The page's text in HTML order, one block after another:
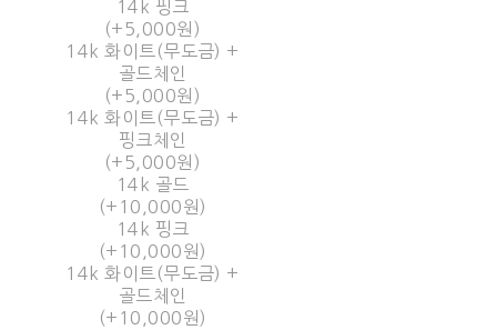
14k 핑크
(+5,000원)
14k 화이트(무도금) +
골드체인
(+5,000원)
14k 화이트(무도금) +
핑크체인
(+5,000원)
14k 골드
(+10,000원)
14k 핑크
(+10,000원)
14k 화이트(무도금) +
골드체인
(+10,000원)